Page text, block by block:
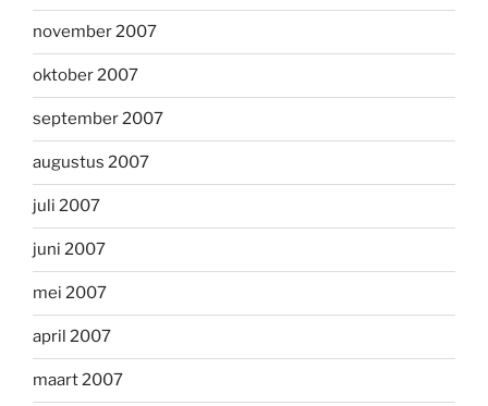
november 2007
oktober 2007
september 2007
augustus 2007
juli 2007
juni 2007
mei 2007
april 2007
maart 2007